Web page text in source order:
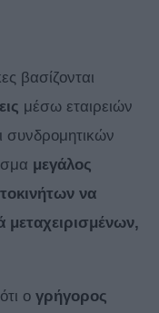
βασίζονται
μέσω εταιρειών
συνδρομητικών
μεγάλος
να
ο γρήγορος